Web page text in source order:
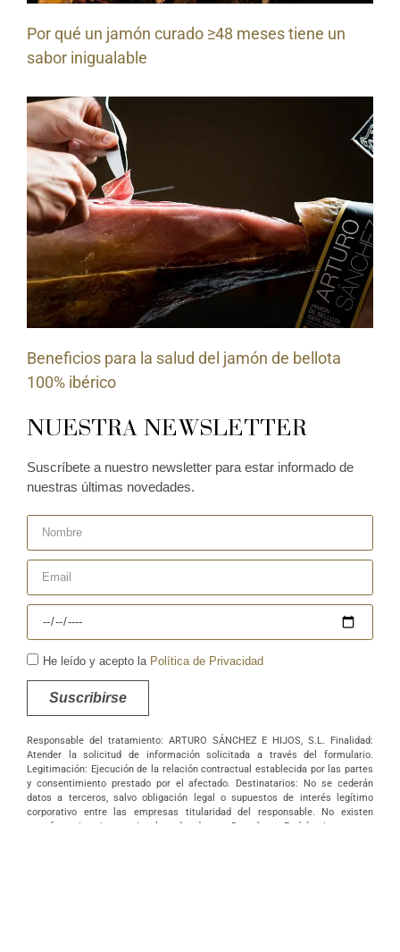
Por qué un jamón curado ≥48 meses tiene un
sabor inigualable
Beneficios para la salud del jamón de bellota
100% ibérico
NUESTRA NEWSLETTER
Suscríbete a nuestro newsletter para estar informado de
nuestras últimas novedades.
He leído y acepto la Política de Privacidad
Suscribirse
Responsable del tratamiento: ARTURO SÁNCHEZ E HIJOS, S.L. Finalidad:
Atender la solicitud de información solicitada a través del formulario.
Legitimación: Ejecución de la relación contractual establecida por las partes
y consentimiento prestado por el afectado. Destinatarios: No se cederán
datos a terceros, salvo obligación legal o supuestos de interés legítimo
corporativo entre las empresas titularidad del responsable. No existen
transferencias internacionales de datos. Derechos: Podrá ejercer sus